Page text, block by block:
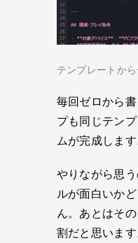
テンプレートか
毎回ゼロから
プも同じテン
ムが完成しま
やりながら思
ルが面白いか
ん。あとはそ
割だと思います